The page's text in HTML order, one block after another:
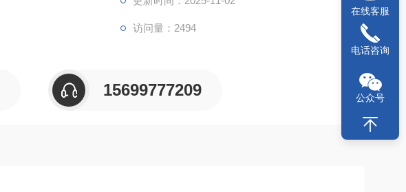
访问量：2494
15699777209
在线客服
电话咨询
公众号